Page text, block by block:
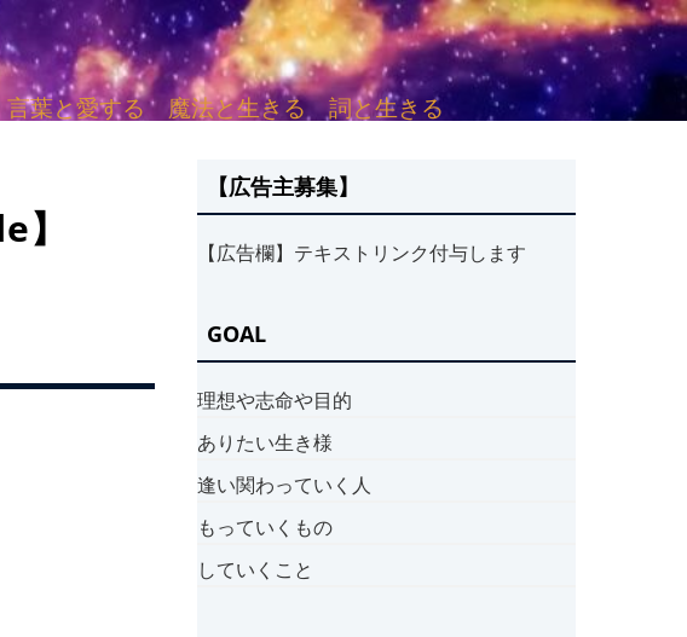
言葉と愛する 魔法と生きる 詞と生きる
【広告主募集】
【広告欄】テキストリンク付与します
GOAL
理想や志命や目的
ありたい生き様
逢い関わっていく人
もっていくもの
していくこと